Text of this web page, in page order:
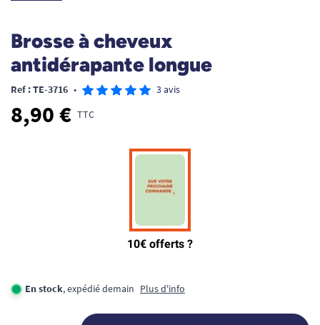
Brosse à cheveux
antidérapante longue
Ref : TE-3716 • 3 avis
8,90 € TTC
En stock, expédié demain Plus d'info